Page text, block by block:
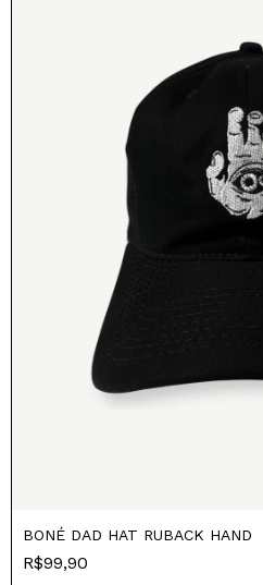
BONÉ DAD HAT RUBACK HAND
R$99,90